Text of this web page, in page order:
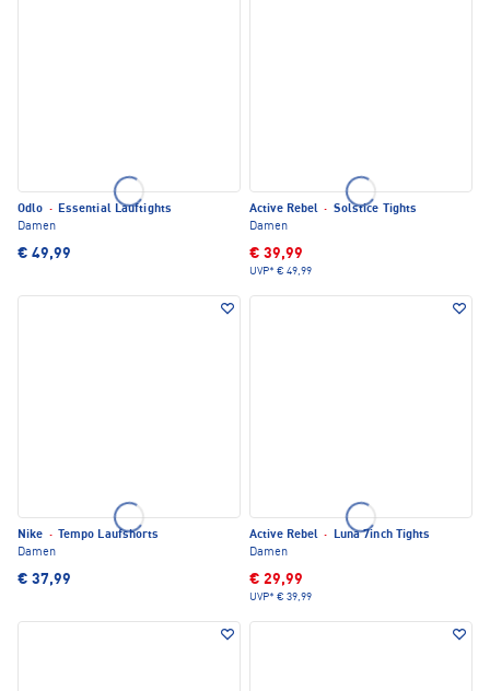
Odlo · Essential Lauftights
Damen
€ 49,99
Active Rebel · Solstice Tights
Damen
€ 39,99
UVP* € 49,99
Nike ·
Tempo Laufshorts
Damen
€ 37,99
Active Rebel ·
Luna 7inch Tights
Damen
€ 29,99
UVP* € 39,99